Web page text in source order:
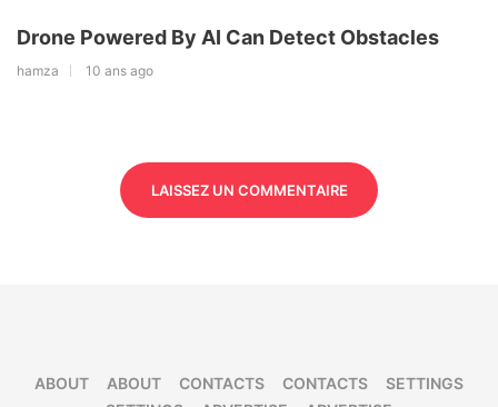
Drone Powered By AI Can Detect Obstacles
hamza 10 ans ago
LAISSEZ UN COMMENTAIRE
ABOUT ABOUT CONTACTS CONTACTS
SETTINGS